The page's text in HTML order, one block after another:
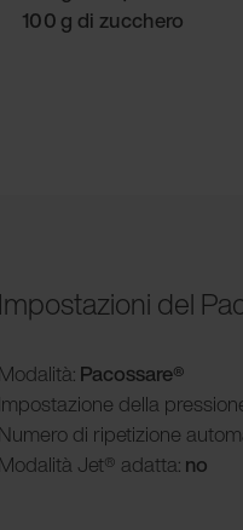
100 g di zucchero
Impostazioni del
Modalità: Pacossare®
Impostazione della
Numero di ripetizione
Modalità Jet® adatta: no